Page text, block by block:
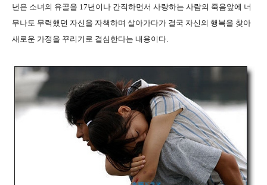
년은 소녀의 유골을 17년이나 간직하면서 사랑하는 사람의 죽음앞에 너
무나도 무력했던 자신을 자책하며 살아가다가 결국 자신의 행복을 찾아
새로운 가정을 꾸리기로 결심한다는 내용이다.